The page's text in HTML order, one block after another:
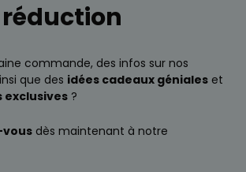
réduction
commande, des infos sur nos
que des idées cadeaux géniales et
exclusives ?
dès maintenant à notre